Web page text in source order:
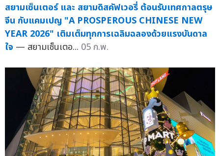
สยามเซ็นเตอร์ และ สยามดิสคัฟเวอรี่ ต้อนรับเทศกาลตรุษ
จีน กับแคมเปญ "A PROSPEROUS CHINESE NEW
YEAR 2026" เติมเต็มทุกการเฉลิมฉลองด้วยแรงบันดาล
ใจ — สยามเซ็นเตอ... 05 ก.พ.